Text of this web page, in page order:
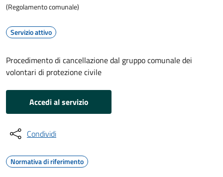
(Regolamento comunale)
Servizio attivo
Procedimento di cancellazione dal gruppo comunale dei
volontari di protezione civile
Accedi al servizio
Condividi
Normativa di riferimento